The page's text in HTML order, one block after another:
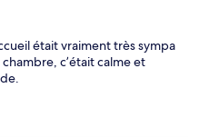
était vraiment très sympa
c’était calme et